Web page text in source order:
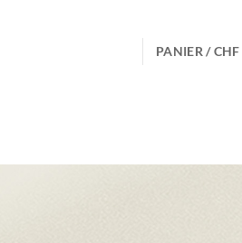
PANIER /CHF